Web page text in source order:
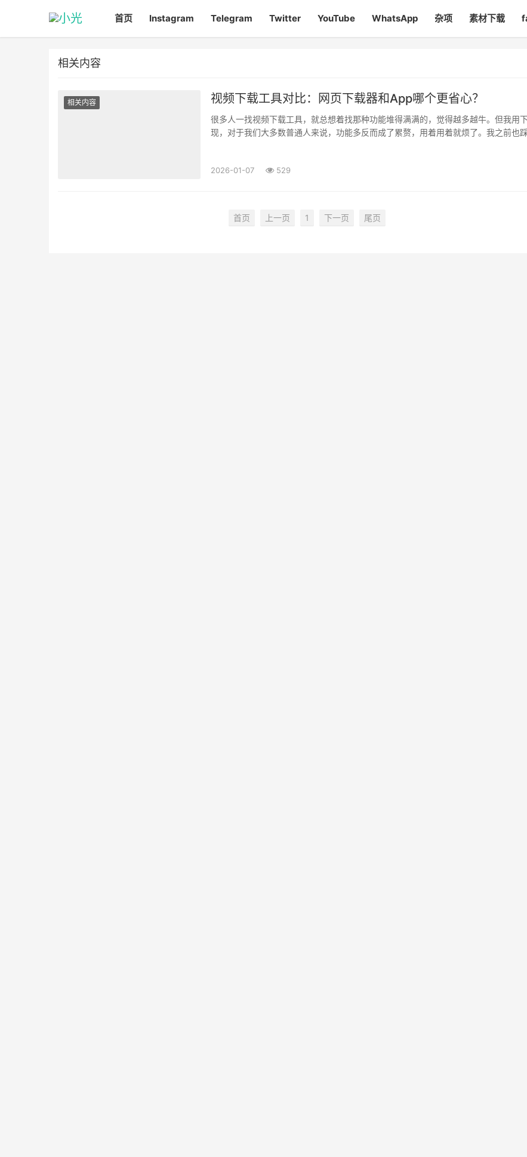
首页 Instagram Telegram Twitter YouTube WhatsApp 杂项 素材下载
相关内容
相关内容 视频下载工具对比：网页下载器和App哪个更省心？
很多人一找视频下载工具，就总想着找那种功能堆得满满的，觉得越多越牛。但我用
现，对于我们大多数普通人来说，功能多反而成了累赘，用着用着就烦了。我之前也
2026-01-07 529
首页 上一页 1 下一页 尾页